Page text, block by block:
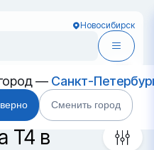
Новосибирск
— Санкт-
Сменить город
танк-
T4 в